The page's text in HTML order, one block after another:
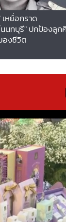
หยื่อกราด
นทบุรี" ปกป้องลูก
องชีวิต